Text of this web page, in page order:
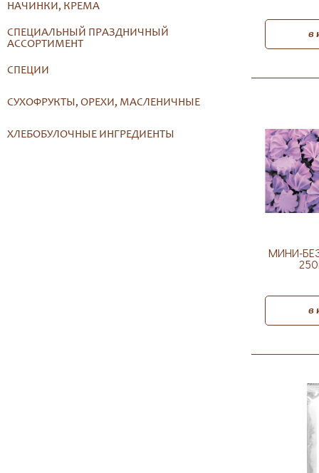
НАЧИНКИ, КРЕМА
СПЕЦИАЛЬНЫЙ ПРАЗДНИЧНЫЙ
АССОРТИМЕНТ
СПЕЦИИ
СУХОФРУКТЫ, ОРЕХИ, МАСЛЕНИЧНЫЕ
ХЛЕБОБУЛОЧНЫЕ ИНГРЕДИЕНТЫ
в
МИНИ-
в